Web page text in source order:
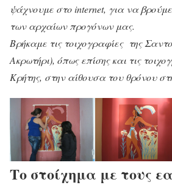
ψάχνουμε στο internet, για να βρούμε
των αρχαίων προγόνων μας.
Βρήκαμε τις τοιχογραφίες της
Ακρωτήρι), όπως επίσης και τις
Κρήτης, στην αίθουσα του θρόνου
Το στοίχημα με τους